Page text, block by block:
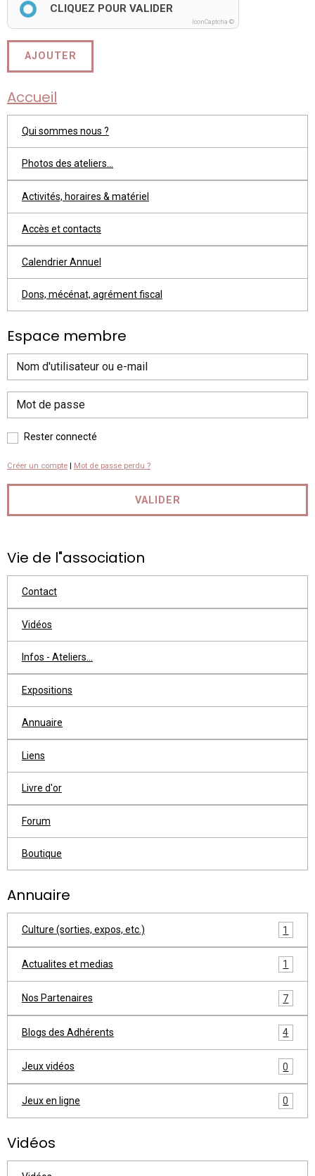
CLIQUEZ POUR VALIDER
IconCaptcha ©
AJOUTER
Accueil
Qui sommes nous ?
Photos des ateliers...
Activités, horaires & matériel
Accès et contacts
Calendrier Annuel
Dons, mécénat, agrément fiscal
Espace membre
Rester connecté
Créer un compte Mot de passe perdu ?
VALIDER
Vie de l"association
Contact
Vidéos
Infos - Ateliers...
Expositions
Annuaire
Liens
Livre d'or
Forum
Boutique
Annuaire
Culture (sorties, expos, etc.) 1
Actualites et medias 1
Nos Partenaires 7
Blogs des Adhérents 4
Jeux vidéos 0
Jeux en ligne 0
Vidéos